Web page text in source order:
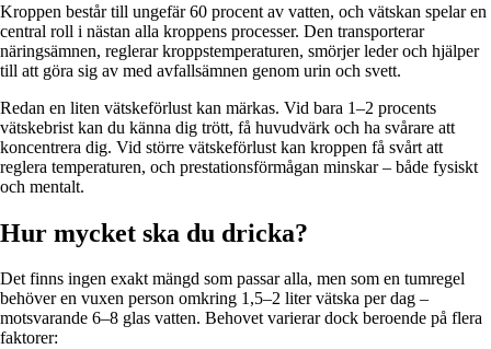
Kroppen består till ungefär 60 procent av vatten, och vätskan spelar en
central roll i nästan alla kroppens processer. Den transporterar
näringsämnen, reglerar kroppstemperaturen, smörjer leder och hjälper
till att göra sig av med avfallsämnen genom urin och svett.
Redan en liten vätskeförlust kan märkas. Vid bara 1–2 procents
vätskebrist kan du känna dig trött, få huvudvärk och ha svårare att
koncentrera dig. Vid större vätskeförlust kan kroppen få svårt att
reglera temperaturen, och prestationsförmågan minskar – både fysiskt
och mentalt.
Hur mycket ska du dricka?
Det finns ingen exakt mängd som passar alla, men som en tumregel
behöver en vuxen person omkring 1,5–2 liter vätska per dag –
motsvarande 6–8 glas vatten. Behovet varierar dock beroende på flera
faktorer: